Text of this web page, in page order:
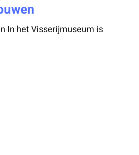
In het Visserijmuseum is